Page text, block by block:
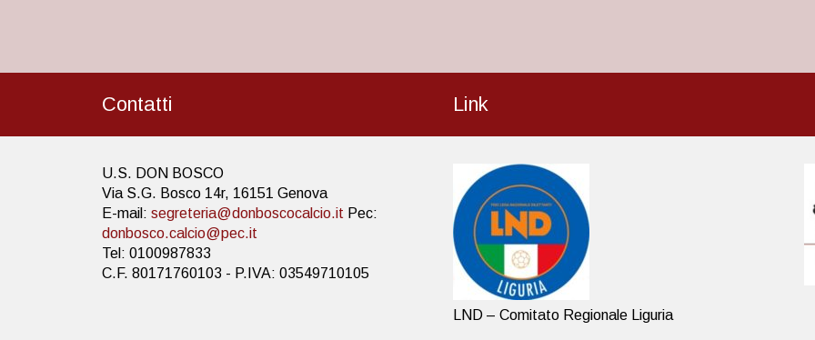
Contatti
U.S. DON BOSCO
Via S.G. Bosco 14r, 16151 Genova
E-mail: segreteria@donboscocalcio.it Pec:
donbosco.calcio@pec.it
Tel: 0100987833
C.F. 80171760103 - P.IVA: 03549710105
Link
LND – Comitato Regionale Liguria